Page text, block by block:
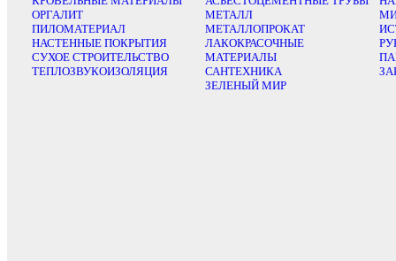
ОРГАЛИТ
ПИЛОМАТЕРИАЛ
НАСТЕННЫЕ ПОКРЫТИЯ
СУХОЕ СТРОИТЕЛЬСТВО
ТЕПЛОЗВУКОИЗОЛЯЦИЯ
МЕТАЛЛ
МЕТАЛЛОПРОКАТ
ЛАКОКРАСОЧНЫЕ
МАТЕРИАЛЫ
САНТЕХНИКА
ЗЕЛЕНЫЙ МИР